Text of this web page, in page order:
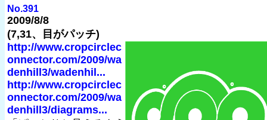
No.391
2009/8/8
(7,31、目がパッチ)
http://www.cropcirclec
onnector.com/2009/wa
denhill3/wadenhil...
http://www.cropcirclec
onnector.com/2009/wa
denhill3/diagrams...